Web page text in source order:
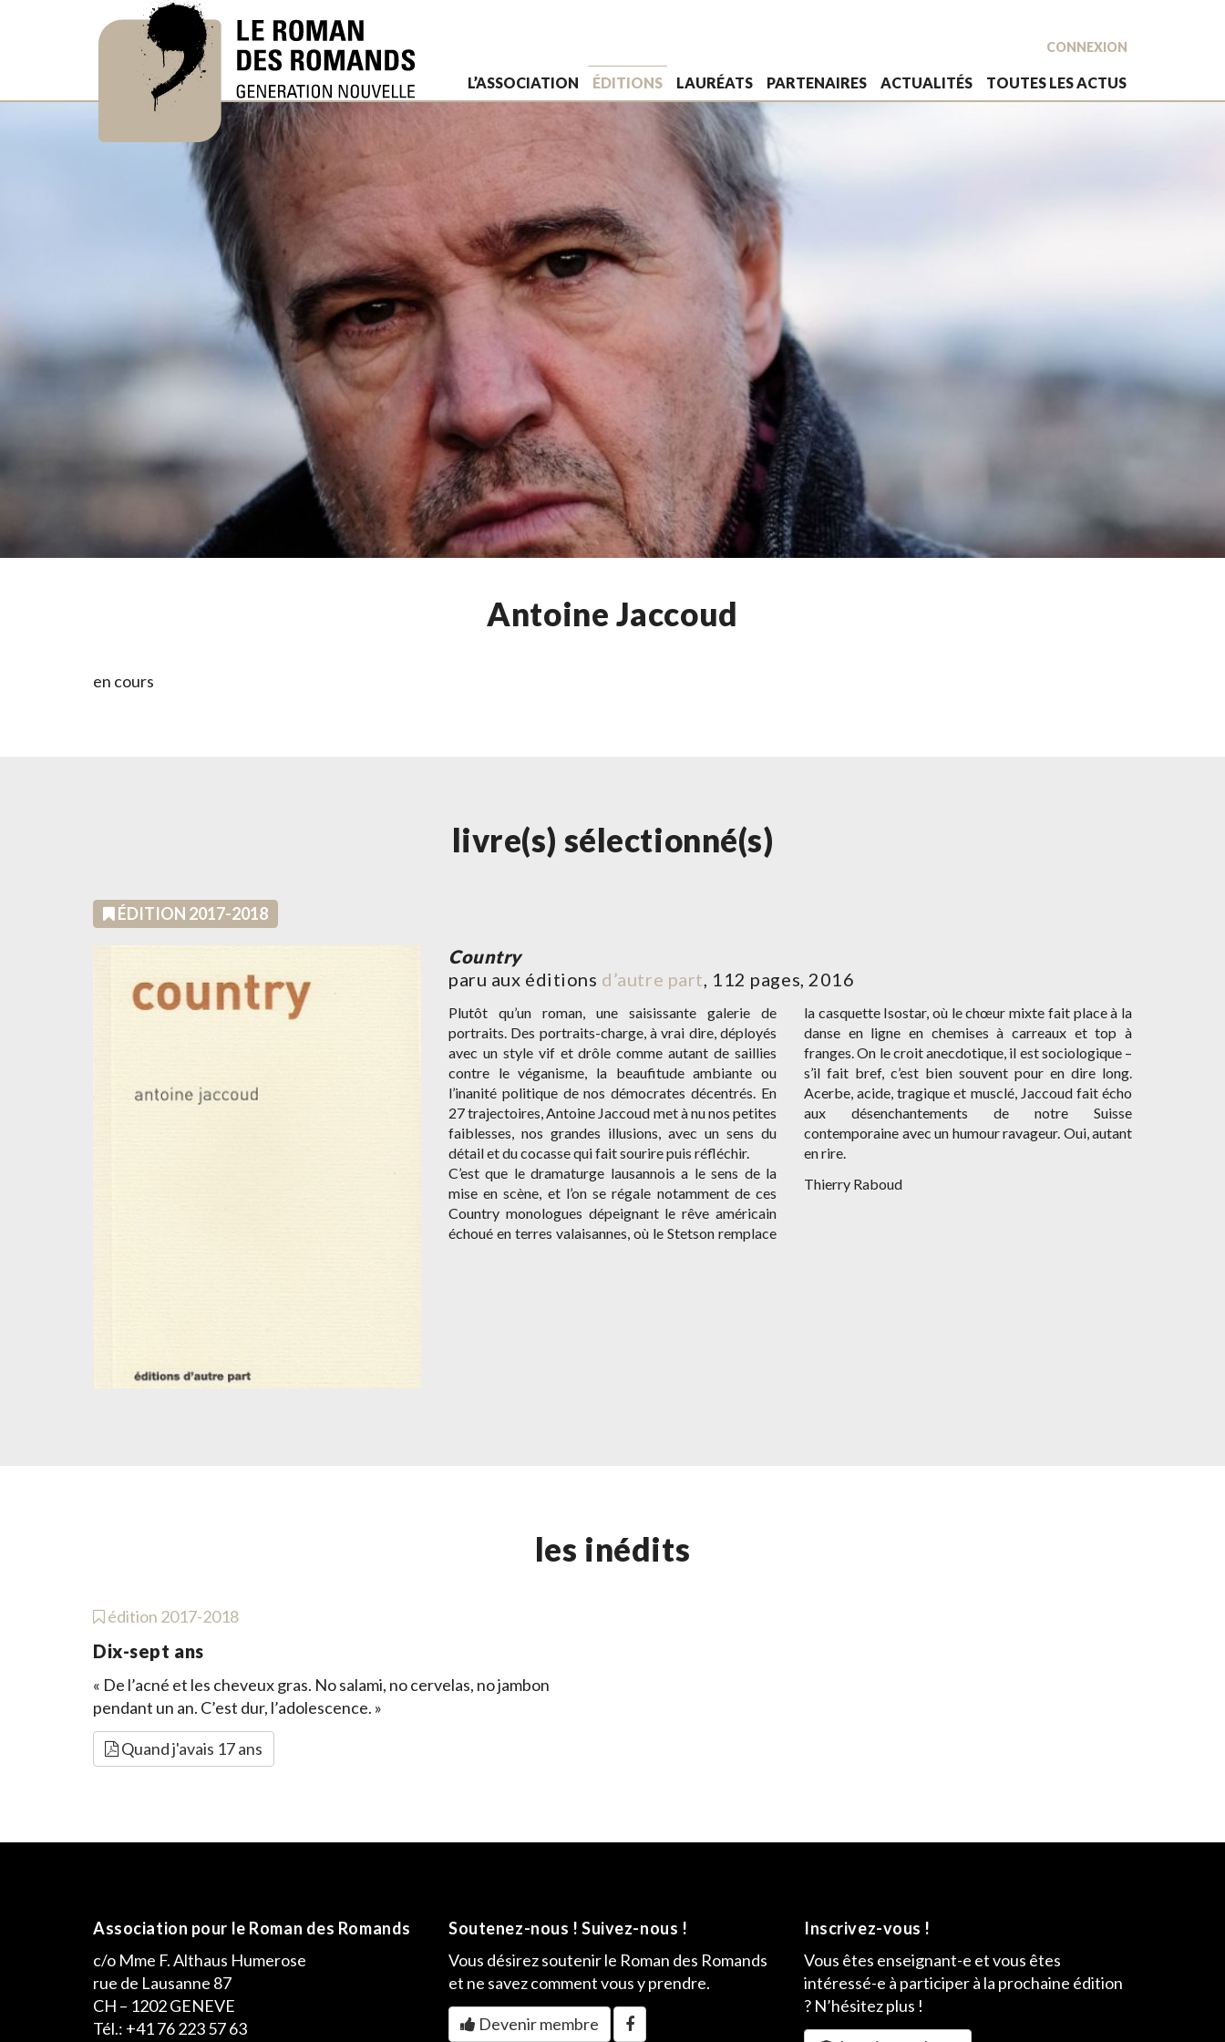
CONNEXION
L’ASSOCIATION ÉDITIONS LAURÉATS PARTENAIRES ACTUALITÉS TOUTES LES ACTUS
Antoine Jaccoud
en cours
livre(s) sélectionné(s)
ÉDITION 2017-2018
Country
paru aux éditions d’autre part, 112 pages, 2016
Plutôt qu’un roman, une saisissante galerie de
portraits. Des portraits-charge, à vrai dire, déployés
avec un style vif et drôle comme autant de saillies
contre le véganisme, la beaufitude ambiante ou
l’inanité politique de nos démocrates décentrés. En
27 trajectoires, Antoine Jaccoud met à nu nos petites
faiblesses, nos grandes illusions, avec un sens du
détail et du cocasse qui fait sourire puis réfléchir.
C’est que le dramaturge lausannois a le sens de la
mise en scène, et l’on se régale notamment de ces
Country monologues dépeignant le rêve américain
échoué en terres valaisannes, où le Stetson remplace
la casquette Isostar, où le chœur mixte fait place à la
danse en ligne en chemises à carreaux et top à
franges. On le croit anecdotique, il est sociologique –
s’il fait bref, c’est bien souvent pour en dire long.
Acerbe, acide, tragique et musclé, Jaccoud fait écho
aux désenchantements de notre Suisse
contemporaine avec un humour ravageur. Oui, autant
en rire.
Thierry Raboud
les inédits
édition 2017-2018
Dix-sept ans
« De l’acné et les cheveux gras. No salami, no cervelas, no jambon
pendant un an. C’est dur, l’adolescence. »
Quand j'avais 17 ans
Association pour le Roman des Romands
c/o Mme F. Althaus Humerose
rue de Lausanne 87
CH – 1202 GENEVE
Tél.: +41 76 223 57 63
Soutenez-nous ! Suivez-nous !
Vous désirez soutenir le Roman des Romands
et ne savez comment vous y prendre.
Devenir membre
Inscrivez-vous !
Vous êtes enseignant-e et vous êtes
intéressé-e à participer à la prochaine édition
? N’hésitez plus !